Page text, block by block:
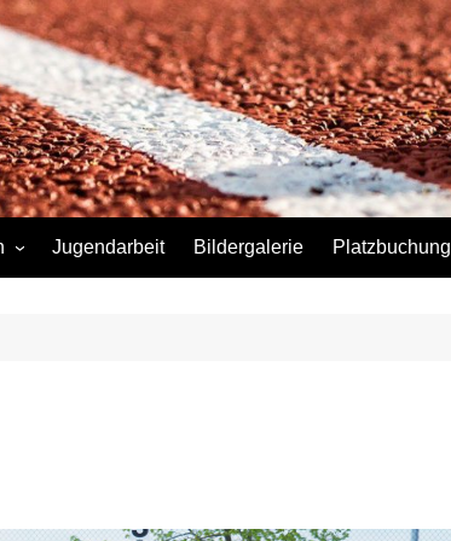
Jugendarbeit Bildergalerie Platzbuchung